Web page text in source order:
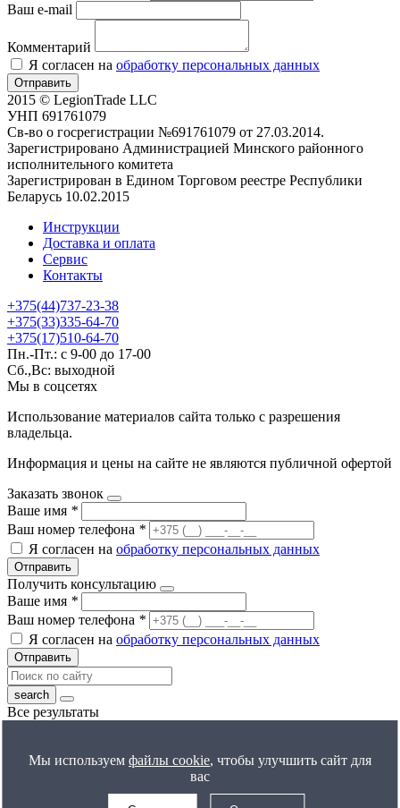
Ваш e-mail
Комментарий
Я согласен на обработку персональных данных
Отправить
2015 © LegionTrade LLC
УНП 691761079
Св-во о госрегистрации №691761079 от 27.03.2014.
Зарегистрировано Администрацией Минского районного
исполнительного комитета
Зарегистрирован в Едином Торговом реестре Республики
Беларусь 10.02.2015
Инструкции
Доставка и оплата
Сервис
Контакты
+375(44)737-23-38
+375(33)335-64-70
+375(17)510-64-70
Пн.-Пт.: с 9-00 до 17-00
Сб.,Вс: выходной
Мы в соцсетях
Использование материалов сайта только с разрешения
владельца.
Информация и цены на сайте не являются публичной офертой
Заказать звонок
Ваше имя *
Ваш номер телефона *
Я согласен на обработку персональных данных
Отправить
Получить консультацию
Ваше имя *
Ваш номер телефона *
Я согласен на обработку персональных данных
Отправить
Все результаты
Ваш номер телефона*
обработку персональных данных
Мы используем файлы cookie, чтобы улучшить сайт для
вас